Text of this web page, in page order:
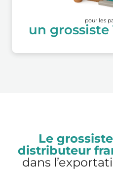
pour les
un grossiste
Le
distributeur
dans